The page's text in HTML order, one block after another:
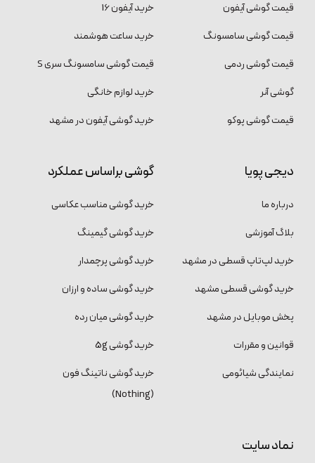
قیمت گوشی آیفون
قیمت گوشی سامسونگ
قیمت گوشی ردمی
گوشی آنر
قیمت گوشی پوکو
خرید آیفون 16
خرید ساعت هوشمند
قیمت گوشی سامسونگ سری S
خرید لوازم خانگی
خرید گوشی آیفون در مشهد
دیجی پویا
درباره ما
بلاگ آموزشی
خرید لپ‌تاپ قسطی در مشهد
خرید گوشی قسطی مشهد
پخش موبایل در مشهد
قوانین و مقررات
نمایندگی شیائومی
گوشی براساس عملکرد
خرید گوشی مناسب عکاسی
خرید گوشی گیمینگ
خرید گوشی پرچمدار
خرید گوشی ساده و ارزان
خرید گوشی میان رده
خرید گوشی 5g
خرید گوشی ناتینگ فون
(Nothing)
نماد سایت